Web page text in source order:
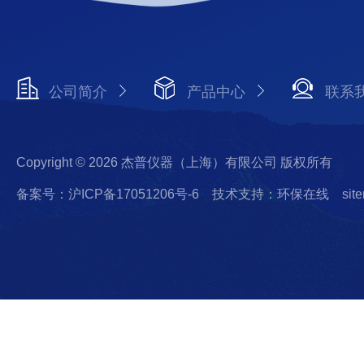
公司简介 产品中心 联系
Copyright © 2026 杰普仪器（上海）有限公司 版权所有
备案号：沪ICP备17051206号-6 技术支持：环保在线